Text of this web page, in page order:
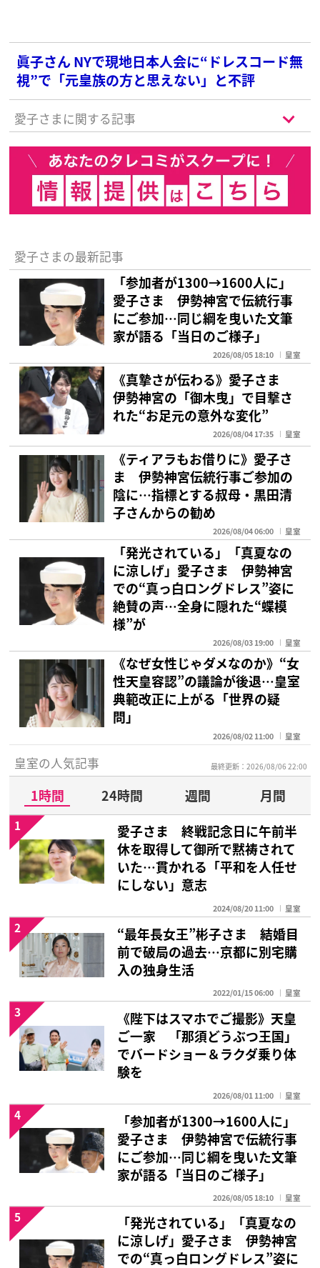
眞子さん NYで現地日本人会に“ドレスコード無
視”で「元皇族の方と思えない」と不評
愛子さまに関する記事
愛子さまの最新記事
「参加者が1300→1600人に」
愛子さま 伊勢神宮で伝統行事
にご参加…同じ綱を曳いた文筆
家が語る「当日のご様子」
2026/08/05 18:10 皇室
《真摯さが伝わる》愛子さま
伊勢神宮の「御木曳」で目撃さ
れた“お足元の意外な変化”
2026/08/04 17:35 皇室
《ティアラもお借りに》愛子さ
ま 伊勢神宮伝統行事ご参加の
陰に…指標とする叔母・黒田清
子さんからの勧め
2026/08/04 06:00 皇室
「発光されている」「真夏なの
に涼しげ」愛子さま 伊勢神宮
での“真っ白ロングドレス”姿に
絶賛の声…全身に隠れた“蝶模
様”が
2026/08/03 19:00 皇室
《なぜ女性じゃダメなのか》“女
性天皇容認”の議論が後退…皇室
典範改正に上がる「世界の疑
問」
2026/08/02 11:00 皇室
皇室の人気記事 最終更新：2026/08/06 22:00
1時間 24時間 週間
月間
愛子さま 終戦記念日に午前半
休を取得して御所で黙祷されて
いた…貫かれる「平和を人任せ
にしない」意志
2024/08/20 11:00 皇室
1
“最年長女王”彬子さま 結婚目
前で破局の過去…京都に別宅購
入の独身生活
2022/01/15 06:00 皇室
2
《陛下はスマホでご撮影》天皇
ご一家 「那須どうぶつ王国」
でバードショー＆ラクダ乗り体
験を
2026/08/01 11:00 皇室
3
「参加者が1300→1600人に」
愛子さま 伊勢神宮で伝統行事
にご参加…同じ綱を曳いた文筆
家が語る「当日のご様子」
2026/08/05 18:10 皇室
4
「発光されている」「真夏なの
に涼しげ」愛子さま 伊勢神宮
での“真っ白ロングドレス”姿に
5